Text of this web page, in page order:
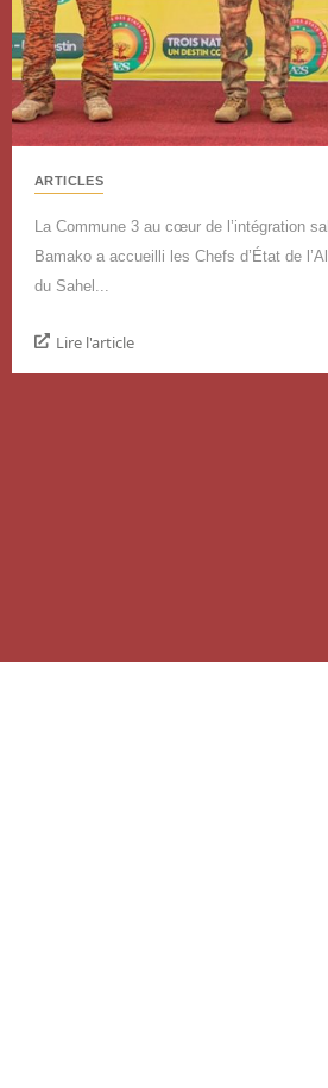
ARTICLES
La Commune 3 au cœur de l’intégration
Bamako a accueilli les Chefs d’État de
du Sahel...
Lire l'article